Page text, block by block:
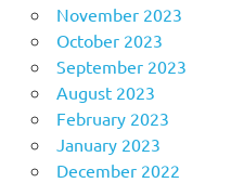
November 2023
October 2023
September 2023
August 2023
February 2023
January 2023
December 2022